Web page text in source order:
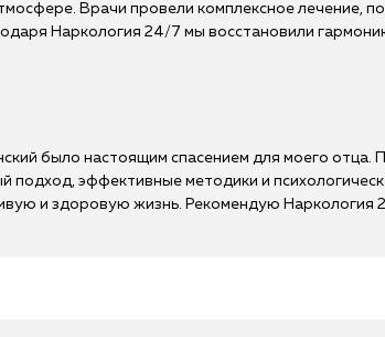
Врачи провели комплексное лечение,
Наркология 24/7 мы восстановили
было настоящим спасением для моего отца.
подход, эффективные методики и
и здоровую жизнь. Рекомендую Наркология